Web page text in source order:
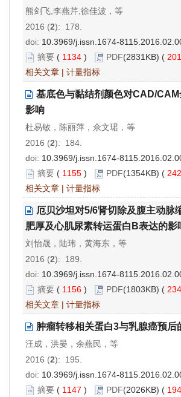
熊剑飞,李燕芹,徐佳波，等
2016 (2): 178.
doi: 10.3969/j.issn.1674-
摘要 ( 1134 ) PDF(2831KB) (
相关文章 | 计量指标
基底色与黏结剂颜色对CAD/
影响
杜易敏，陈丽萍，佘文珺，等
2016 (2): 184.
doi: 10.3969/j.issn.1674-
摘要 ( 1155 ) PDF(1354KB) (
相关文章 | 计量指标
厄贝沙坦对5/6肾切除及腹主动脉
肥厚及心肌尿素转运蛋白B表达的影
刘怡晟，陆玮，黄海东，等
2016 (2): 189.
doi: 10.3969/j.issn.1674-
摘要 ( 1156 ) PDF(1803KB) (
相关文章 | 计量指标
肿瘤转移相关蛋白3与乳腺癌预后
汪成，洪晏，余燕民，等
2016 (2): 195.
doi: 10.3969/j.issn.1674-
摘要 ( 1147 ) PDF(2026KB) (